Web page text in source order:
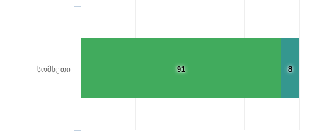
8
91
სომხეთი